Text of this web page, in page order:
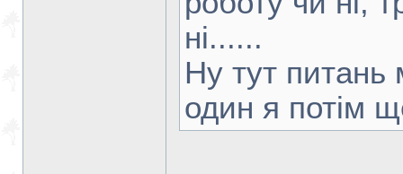
ні......
Ну тут питань
один я потім